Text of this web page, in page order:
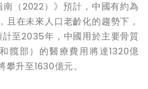
南（2022）》預計，中國有約為
在未來人口老齡化的趨勢下，
至2035年，中國用於主要骨質
髖部）的醫療費用將達1320億
升至1630億元。